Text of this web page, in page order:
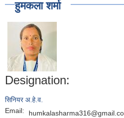
हुमकला शर्मा
Designation:
सिनियर अ.हे.व.
Email: